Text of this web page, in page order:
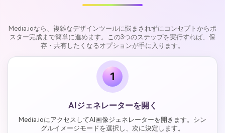
Media.ioなら、複雑なデザインツールに悩まされずにコンセプトからポ
スター完成まで簡単に進めます。この3つのステップを実行すれば、保
存・共有したくなるオプションが手に入ります。
1
AIジェネレーターを開く
Media.ioにアクセスしてAI画像ジェネレーターを開きます。シン
グルイメージモードを選択し、次に決定します。